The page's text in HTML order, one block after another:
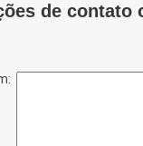
de contato